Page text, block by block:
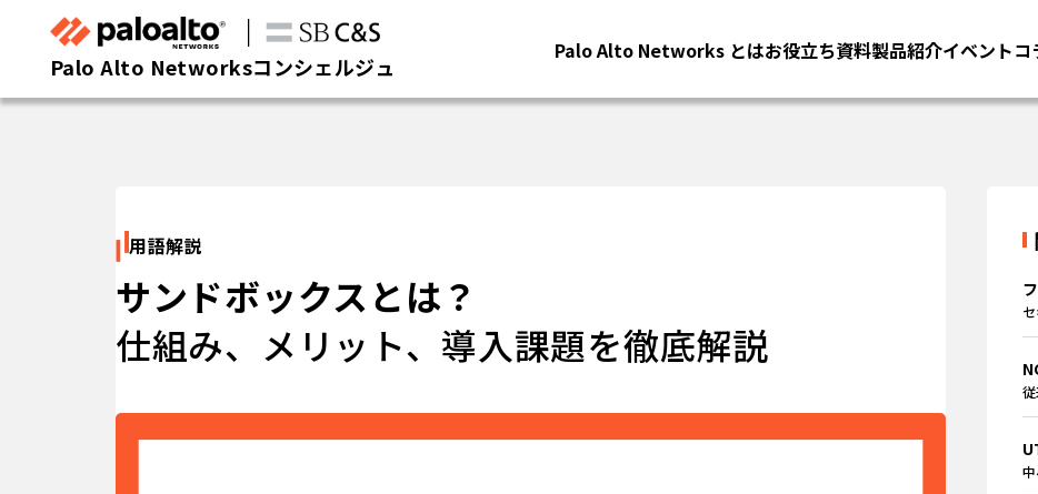
Palo Alto Networksコンシェルジュ
Palo Alto Networks とはお役立ち資料製品紹介イベントコ
用語解説
サンドボックスとは？
仕組み、メリット、導入課題を徹底解説